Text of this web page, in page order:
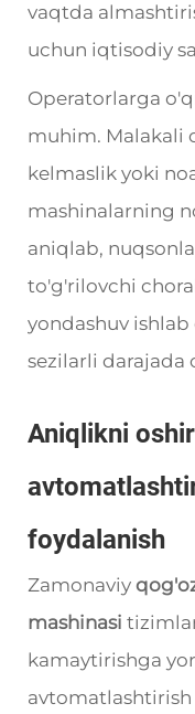
vaqtda
uchun iqtisodiy
Operatorlarga
muhim. Malakali
kelmaslik yoki
mashinalarning
aniqlab,
to'g'rilovchi
yondashuv
sezilarli darajada
Aniqlikni
foydalanish
Zamonaviy
mashinasi
kamaytirishga